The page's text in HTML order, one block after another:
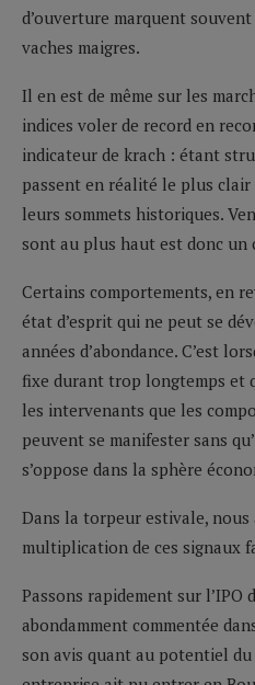
d’ouverture marquent
vaches maigres.
Il en est de même sur les
indices voler de record en
indicateur de krach : étant
passent en réalité le plus
leurs sommets historiques.
sont au plus haut est donc un
Certains comportements, en
état d’esprit qui ne peut se
années d’abondance. C’est
fixe durant trop longtemps et
les intervenants que les
peuvent se manifester sans
s’oppose dans la sphère
Dans la torpeur estivale, nous
multiplication de ces signaux
Passons rapidement sur l’IPO
abondamment commentée
son avis quant au potentiel du